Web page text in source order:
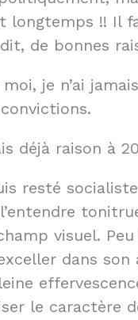
longtemps !! Il
dit, de bonnes
moi, je n’ai
déjà raison à
resté
visuel.
dans son
le caractère